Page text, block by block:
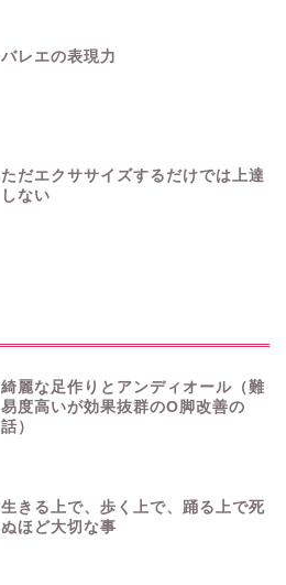
バレエの表現力
ただエクササイズするだけでは上達
しない
綺麗な足作りとアンディオール（難
易度高いが効果抜群のO脚改善の
話）
生きる上で、歩く上で、踊る上で死
ぬほど大切な事